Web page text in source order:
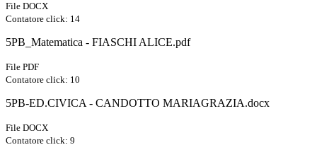
File DOCX
Contatore click: 14
5PB_Matematica - FIASCHI ALICE.pdf
File PDF
Contatore click: 10
5PB-ED.CIVICA - CANDOTTO MARIAGRAZIA.docx
File DOCX
Contatore click: 9